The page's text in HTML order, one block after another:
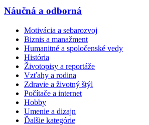
Náučná a odborná
Motivácia a sebarozvoj
Biznis a manažment
Humanitné a spoločenské vedy
História
Životopisy a reportáže
Vzťahy a rodina
Zdravie a životný štýl
Počítače a internet
Hobby
Umenie a dizajn
Ďalšie kategórie